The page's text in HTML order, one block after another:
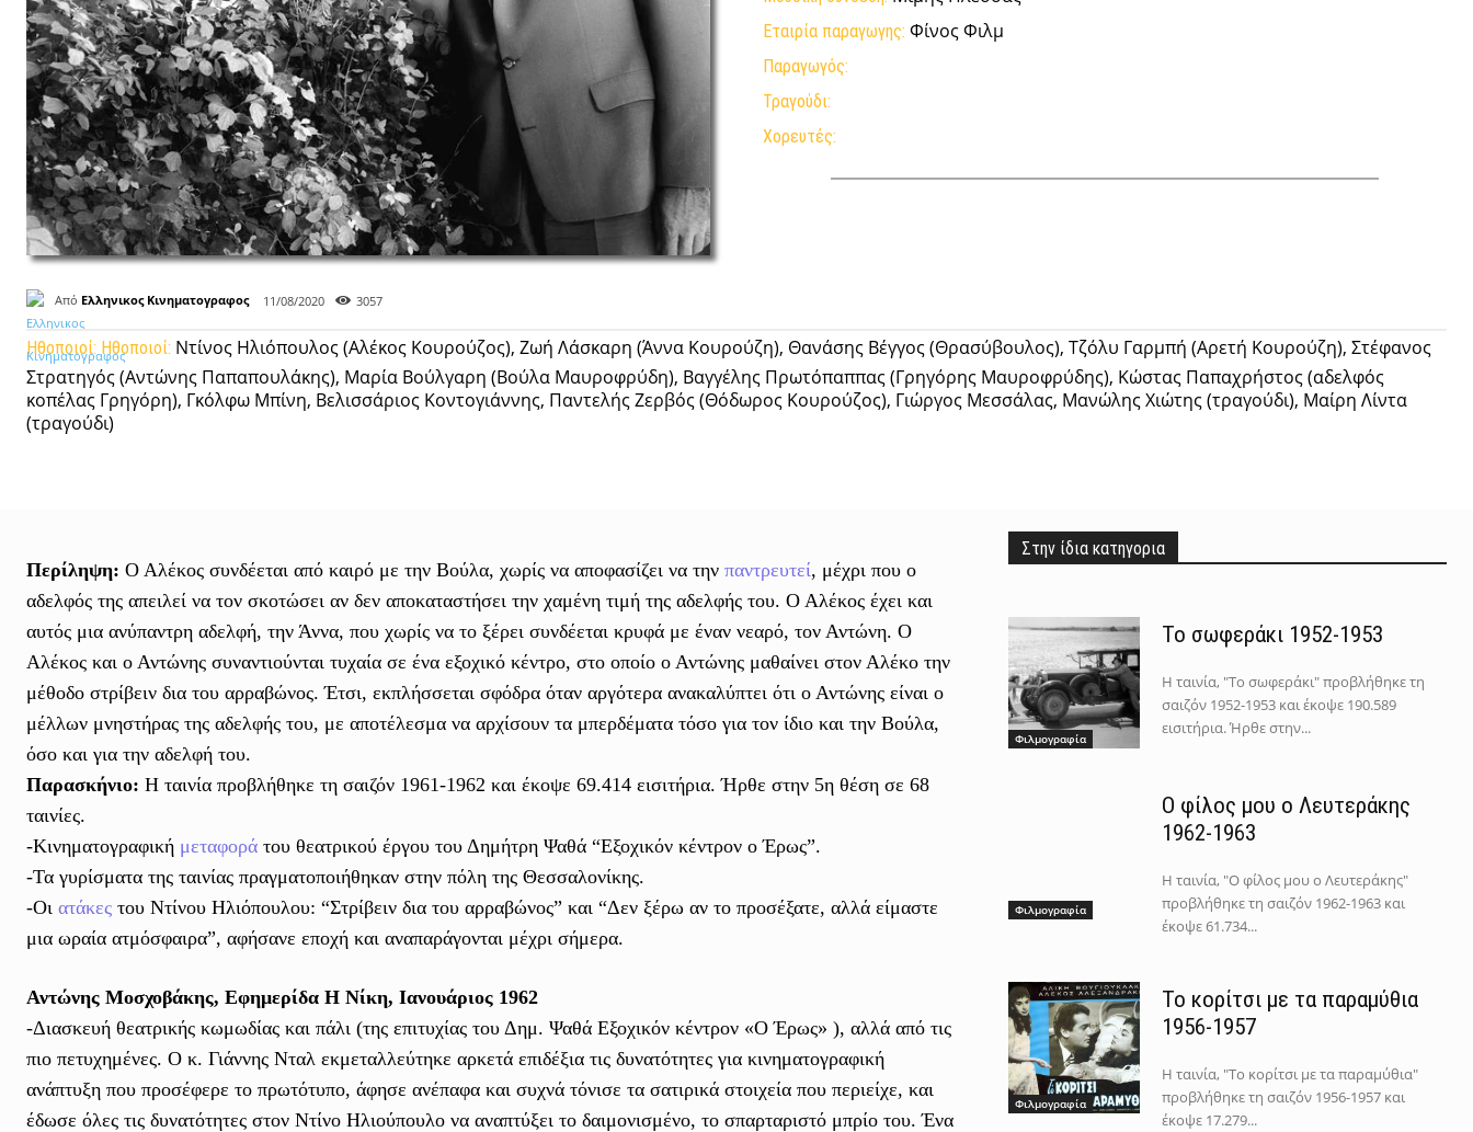
Από Ελληνικος Κινηματογραφος 11/08/2020 3057
Εταιρία παραγωγης: Φίνος Φιλμ
Παραγωγός:
Τραγούδι:
Χορευτές:
Ηθοποιοί: Ηθοποιοί: Ντίνος Ηλιόπουλος (Αλέκος Κουρούζος), Ζωή Λάσκαρη (Άννα Κουρούζη), Θανάσης Βέγγος (Θρασύβουλος), Τζόλυ Γαρμπή (Αρετή Κουρούζη), Στέφανος
Στρατηγός (Αντώνης Παπαπουλάκης), Μαρία Βούλγαρη (Βούλα Μαυροφρύδη), Βαγγέλης Πρωτόπαππας (Γρηγόρης Μαυροφρύδης), Κώστας Παπαχρήστος (αδελφός
κοπέλας Γρηγόρη), Γκόλφω Μπίνη, Βελισσάριος Κοντογιάννης, Παντελής Ζερβός (Θόδωρος Κουρούζος), Γιώργος Μεσσάλας, Μανώλης Χιώτης (τραγούδι), Μαίρη Λίντα
(τραγούδι)
Περίληψη: Ο Αλέκος συνδέεται από καιρό με την Βούλα, χωρίς να αποφασίζει να την παντρευτεί, μέχρι που ο
αδελφός της απειλεί να τον σκοτώσει αν δεν αποκαταστήσει την χαμένη τιμή της αδελφής του. Ο Αλέκος έχει και
αυτός μια ανύπαντρη αδελφή, την Άννα, που χωρίς να το ξέρει συνδέεται κρυφά με έναν νεαρό, τον Αντώνη. Ο
Αλέκος και ο Αντώνης συναντιούνται τυχαία σε ένα εξοχικό κέντρο, στο οποίο ο Αντώνης μαθαίνει στον Αλέκο την
μέθοδο στρίβειν δια του αρραβώνος. Έτσι, εκπλήσσεται σφόδρα όταν αργότερα ανακαλύπτει ότι ο Αντώνης είναι ο
μέλλων μνηστήρας της αδελφής του, με αποτέλεσμα να αρχίσουν τα μπερδέματα τόσο για τον ίδιο και την Βούλα,
όσο και για την αδελφή του.
Παρασκήνιο: Η ταινία προβλήθηκε τη σαιζόν 1961-1962 και έκοψε 69.414 εισιτήρια. Ήρθε στην 5η θέση σε 68
ταινίες.
-Κινηματογραφική μεταφορά του θεατρικού έργου του Δημήτρη Ψαθά “Εξοχικόν κέντρον ο Έρως”.
-Τα γυρίσματα της ταινίας πραγματοποιήθηκαν στην πόλη της Θεσσαλονίκης.
-Οι ατάκες του Ντίνου Ηλιόπουλου: “Στρίβειν δια του αρραβώνος” και “Δεν ξέρω αν το προσέξατε, αλλά είμαστε
μια ωραία ατμόσφαιρα”, αφήσανε εποχή και αναπαράγονται μέχρι σήμερα.
Αντώνης Μοσχοβάκης, Εφημερίδα Η Νίκη, Ιανουάριος 1962
-Διασκευή θεατρικής κωμωδίας και πάλι (της επιτυχίας του Δημ. Ψαθά Εξοχικόν κέντρον «Ο Έρως» ), αλλά από τις
πιο πετυχημένες. Ο κ. Γιάννης Νταλ εκμεταλλεύτηκε αρκετά επιδέξια τις δυνατότητες για κινηματογραφική
ανάπτυξη που προσέφερε το πρωτότυπο, άφησε ανέπαφα και συχνά τόνισε τα σατιρικά στοιχεία που περιείχε, και
έδωσε όλες τις δυνατότητες στον Ντίνο Ηλιούπουλο να αναπτύξει το δαιμονισμένο, το σπαρταριστό μπρίο του. Ένα
Στην ίδια κατηγορια
Φιλμογραφία
Το σωφεράκι 1952-1953
Η ταινία, "Το σωφεράκι" προβλήθηκε τη
σαιζόν 1952-1953 και έκοψε 190.589
εισιτήρια. Ήρθε στην...
Φιλμογραφία
Ο φίλος μου ο Λευτεράκης
1962-1963
Η ταινία, "Ο φίλος μου ο Λευτεράκης"
προβλήθηκε τη σαιζόν 1962-1963 και
έκοψε 61.734...
Φιλμογραφία
Το κορίτσι με τα παραμύθια
1956-1957
Η ταινία, "Το κορίτσι με τα παραμύθια"
προβλήθηκε τη σαιζόν 1956-1957 και
έκοψε 17.279...